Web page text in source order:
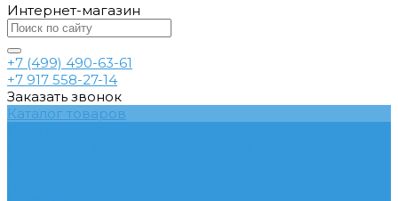
Интернет-магазин
+7 (499) 490-63-61
+7 917 558-27-14
Заказать звонок
Каталог товаров